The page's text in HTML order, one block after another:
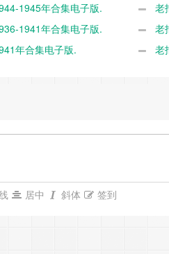
1945年合集电子版.
老
1941年合集电子版.
老
年合集电子版.
老
居中 斜体 签到